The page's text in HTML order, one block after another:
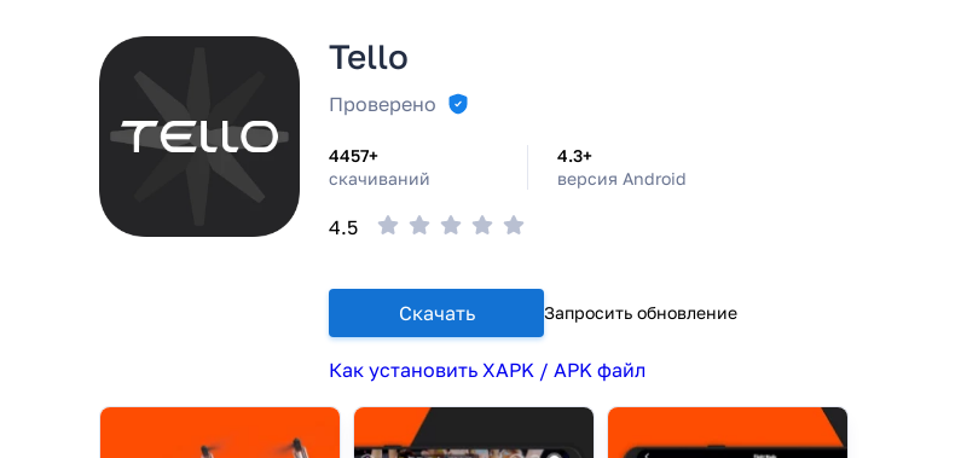
Tello
Проверено
4457+
скачиваний
4.3+
версия Android
4.5
Скачать Запросить обновление
Как установить XAPK / APK файл